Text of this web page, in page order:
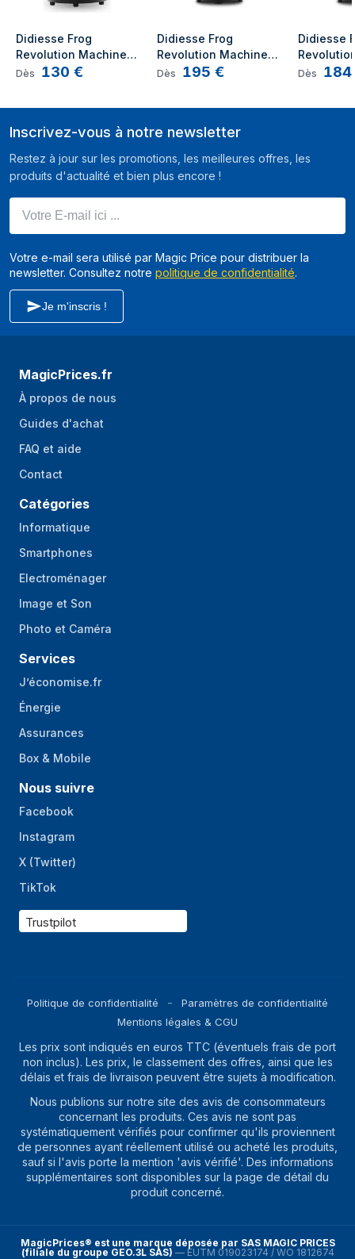
Didiesse Frog
Revolution Machine à
expresso Semi-
Dès 130 €
Didiesse Frog
Revolution Machine à
expresso Semi-
Dès 195 €
Didiesse
expresso
Dès 184
Inscrivez-vous à notre newsletter
Restez à jour sur les promotions, les meilleures offres, les
produits d'actualité et bien plus encore !
Votre e-mail sera utilisé par Magic Price pour distribuer la
newsletter. Consultez notre politique de confidentialité.
Je m'inscris !
MagicPrices.fr
À propos de nous
Guides d'achat
FAQ et aide
Contact
Catégories
Informatique
Smartphones
Electroménager
Image et Son
Photo et Caméra
Services
J’économise.fr
Énergie
Assurances
Box & Mobile
Nous suivre
Facebook
Instagram
X (Twitter)
TikTok
Trustpilot
Politique de confidentialité
Paramètres de confidentialité
Mentions légales & CGU
Les prix sont indiqués en euros TTC (éventuels frais de port
non inclus). Les prix, le classement des offres, ainsi que les
délais et frais de livraison peuvent être sujets à modification.
Nous publions sur notre site des avis de consommateurs
concernant les produits. Ces avis ne sont pas
systématiquement vérifiés pour confirmer qu'ils proviennent
de personnes ayant réellement utilisé ou acheté les produits,
sauf si l'avis porte la mention 'avis vérifié'. Des informations
supplémentaires sont disponibles sur la page de détail du
produit concerné.
MagicPrices® est une marque déposée par SAS MAGIC PRICES
(filiale du groupe GEO.3L SAS) — EUTM 019023174 / WO 1812674